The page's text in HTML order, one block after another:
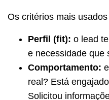
Os critérios mais
Perfil (fit): o lead
e necessidade que
Comportamento:
real? Está
Solicitou